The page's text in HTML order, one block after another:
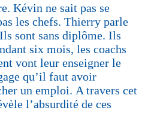
Kévin ne sait pas se
les chefs. Thierry parle
sont sans diplôme. Ils
six mois, les coachs
vont leur enseigner le
qu’il faut avoir
un emploi. A travers cet
l’absurdité de ces